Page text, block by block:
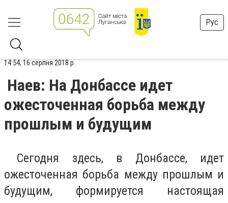
Рус
14:54, 16 серпня 2018 р.
Наев: На Донбассе идет
ожесточенная борьба между
прошлым и будущим
Сегодня здесь, в Донбассе, идет
ожесточенная борьба между прошлым и
будущим, формируется настоящая